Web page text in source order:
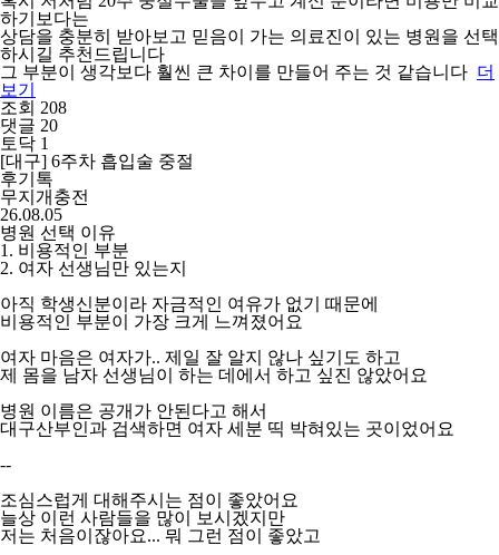
하기보다는
상담을 충분히 받아보고 믿음이 가는 의료진이 있는 병원을 선택
하시길 추천드립니다
그 부분이 생각보다 훨씬 큰 차이를 만들어 주는 것 같습니다 더
보기
조회 208
댓글 20
토닥 1
[대구] 6주차 흡입술 중절
후기톡
무지개충전
26.08.05
병원 선택 이유
1. 비용적인 부분
2. 여자 선생님만 있는지
아직 학생신분이라 자금적인 여유가 없기 때문에
비용적인 부분이 가장 크게 느껴졌어요
여자 마음은 여자가.. 제일 잘 알지 않나 싶기도 하고
제 몸을 남자 선생님이 하는 데에서 하고 싶진 않았어요
병원 이름은 공개가 안된다고 해서
대구산부인과 검색하면 여자 세분 띡 박혀있는 곳이었어요
--
조심스럽게 대해주시는 점이 좋았어요
늘상 이런 사람들을 많이 보시겠지만
저는 처음이잖아요... 뭐 그런 점이 좋았고